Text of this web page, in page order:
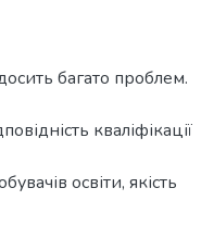
багато проблем.
кваліфікації
освіти, якість